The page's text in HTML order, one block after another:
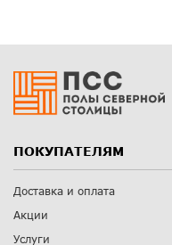
ПОКУПАТЕЛЯМ
Доставка и оплата
Акции
Услуги